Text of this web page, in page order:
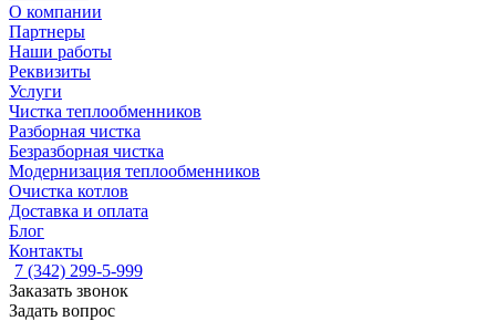
О компании
Партнеры
Наши работы
Реквизиты
Услуги
Чистка теплообменников
Разборная чистка
Безразборная чистка
Модернизация теплообменников
Очистка котлов
Доставка и оплата
Блог
Контакты
7 (342) 299-5-999
Заказать звонок
Задать вопрос